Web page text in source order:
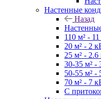
Настенные
Назад
110 м² -
20 м² - 2
25 м² -
30-35 м² -
50-55 м² -
70 м² - 7
С